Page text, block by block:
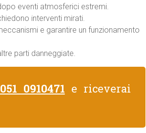
eventi atmosferici estremi.
interventi mirati.
e garantire un funzionamento
parti danneggiate.
051 0910471 e riceverai